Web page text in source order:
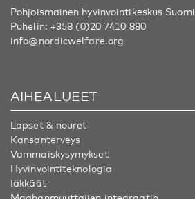
Pohjoismainen hyvinvointikeskus Suomi
Puhelin: +358 (0)20 7410 880
info@nordicwelfare.org
AIHEALUEET
Lapset & nouret
Kansanterveys
Vammaiskysymykset
Hyvinvointiteknologia
Iäkkäät